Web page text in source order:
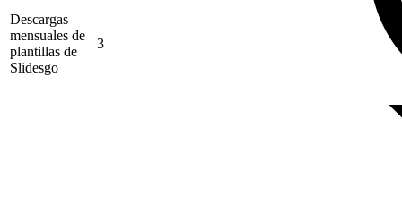
Descargas
mensuales de
plantillas de
Slidesgo
3